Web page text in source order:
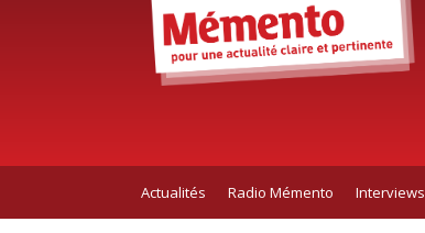
Actualités Radio Mémento Interviews